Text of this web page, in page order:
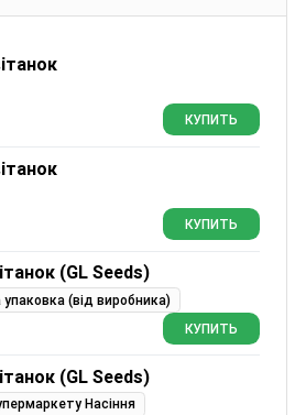
КУПИТЬ
КУПИТЬ
(GL Seeds)
упаковка (від виробника)
КУПИТЬ
(GL Seeds)
Насіння